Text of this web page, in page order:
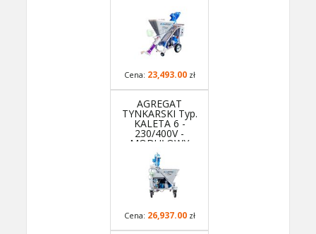
Cena: 23,493.00zł
AGREGAT
TYNKARSKI Typ.
KALETA 6 -
230/400V -
MODUŁOWY
Cena: 26,937.00zł